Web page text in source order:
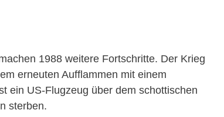
1988 weitere Fortschritte. Der Krieg
erneuten Aufflammen mit einem
ein US-Flugzeug über dem schottischen
sterben.